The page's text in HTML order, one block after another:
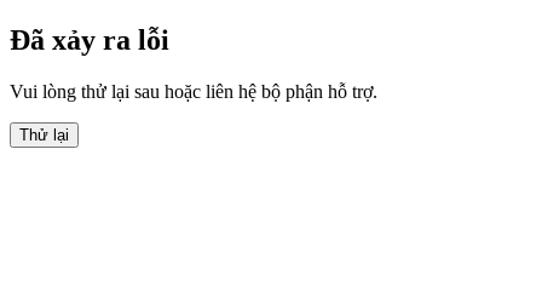
Đã xảy ra lỗi
Vui lòng thử lại sau hoặc liên hệ bộ phận hỗ trợ.
Thử lại